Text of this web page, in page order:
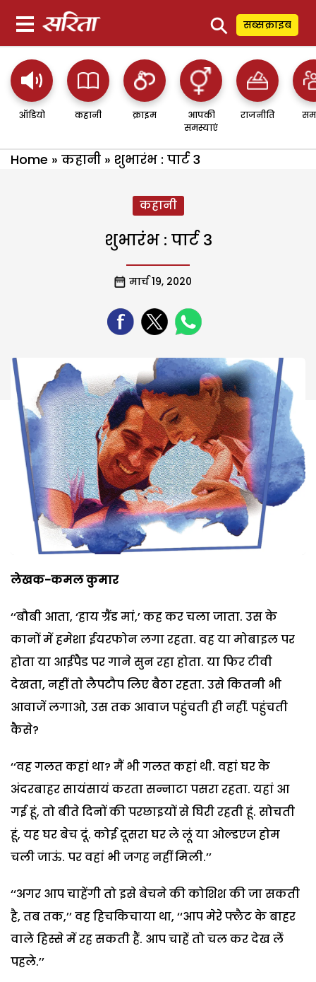
⚲ सब्सक्राइब
ऑडियो कहानी क्राइम
आपकी
समस्याएं
राजनीति
Home » कहानी » शुभारंभ : पार्ट 3
कहानी
शुभारंभ : पार्ट 3
मार्च 19, 2020
लेखक-कमल कुमार
‘‘बौबी आता, ‘हाय ग्रैंड मां,’ कह कर चला जाता. उस के
कानों में हमेशा ईयरफोन लगा रहता. वह या मोबाइल पर
होता या आईपैड पर गाने सुन रहा होता. या फिर टीवी
देखता, नहीं तो लैपटौप लिए बैठा रहता. उसे कितनी भी
आवाजें लगाओ, उस तक आवाज पहुंचती ही नहीं. पहुंचती
कैसे?
‘‘वह गलत कहां था? मैं भी गलत कहां थी. वहां घर के
अंदरबाहर सायंसायं करता सन्नाटा पसरा रहता. यहां आ
गई हूं, तो बीते दिनों की परछाइयों से घिरी रहती हूं. सोचती
हूं, यह घर बेच दूं. कोई दूसरा घर ले लूं या ओल्डएज होम
चली जाऊं. पर वहां भी जगह नहीं मिली.’’
‘‘अगर आप चाहेंगी तो इसे बेचने की कोशिश की जा सकती
है, तब तक,’’ वह हिचकिचाया था, ‘‘आप मेरे फ्लैट के बाहर
वाले हिस्से में रह सकती हैं. आप चाहें तो चल कर देख लें
पहले.’’